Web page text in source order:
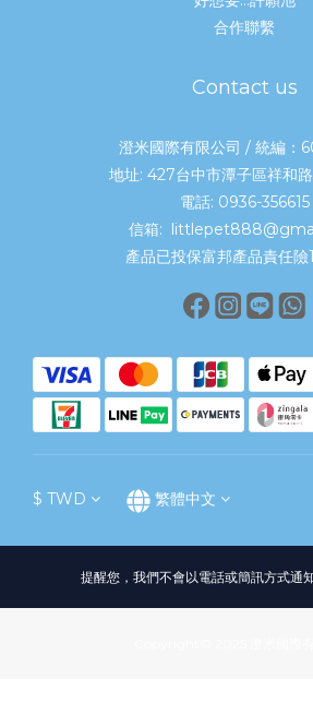
合作聯繫
Contact us
澄米國際有限公司 / 統編：
地址: 427台中市潭子區祥和
電話: 0936-356615
信箱:
產品已投保富邦產品責任
$ TWD 繁體中文
提醒您，我們不會以電話或簡訊方式通